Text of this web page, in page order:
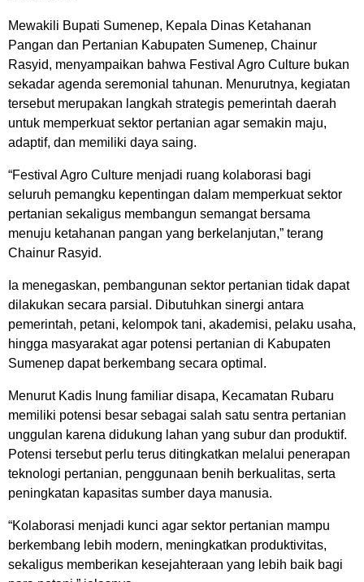
Mewakili Bupati Sumenep, Kepala Dinas Ketahanan
Pangan dan Pertanian Kabupaten Sumenep, Chainur
Rasyid, menyampaikan bahwa Festival Agro Culture bukan
sekadar agenda seremonial tahunan. Menurutnya, kegiatan
tersebut merupakan langkah strategis pemerintah daerah
untuk memperkuat sektor pertanian agar semakin maju,
adaptif, dan memiliki daya saing.
“Festival Agro Culture menjadi ruang kolaborasi bagi
seluruh pemangku kepentingan dalam memperkuat sektor
pertanian sekaligus membangun semangat bersama
menuju ketahanan pangan yang berkelanjutan,” terang
Chainur Rasyid.
Ia menegaskan, pembangunan sektor pertanian tidak dapat
dilakukan secara parsial. Dibutuhkan sinergi antara
pemerintah, petani, kelompok tani, akademisi, pelaku usaha,
hingga masyarakat agar potensi pertanian di Kabupaten
Sumenep dapat berkembang secara optimal.
Menurut Kadis Inung familiar disapa, Kecamatan Rubaru
memiliki potensi besar sebagai salah satu sentra pertanian
unggulan karena didukung lahan yang subur dan produktif.
Potensi tersebut perlu terus ditingkatkan melalui penerapan
teknologi pertanian, penggunaan benih berkualitas, serta
peningkatan kapasitas sumber daya manusia.
“Kolaborasi menjadi kunci agar sektor pertanian mampu
berkembang lebih modern, meningkatkan produktivitas,
sekaligus memberikan kesejahteraan yang lebih baik bagi